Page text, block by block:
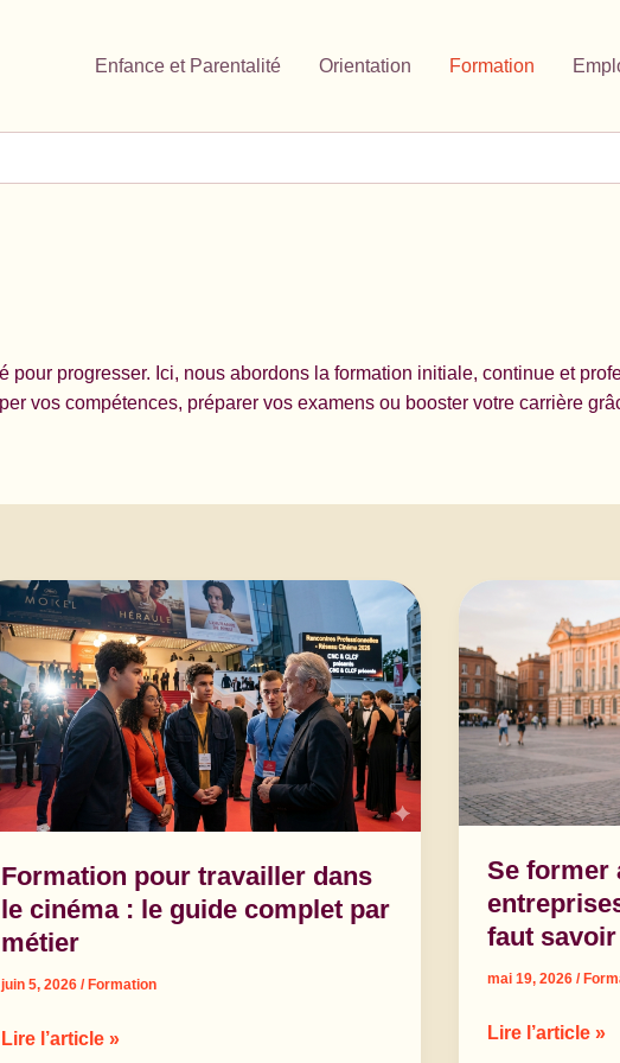
Enfance et Parentalité Orientation Formation
pour progresser. Ici, nous abordons la formation initiale, continue et
vos compétences, préparer vos examens ou booster votre carrière
Formation pour travailler dans
le cinéma : le guide complet par
métier
juin 5, 2026 /Formation
Formation
Lire l’article »
Se former
faut
mai 19, 2026/
Se
Lire l’article »